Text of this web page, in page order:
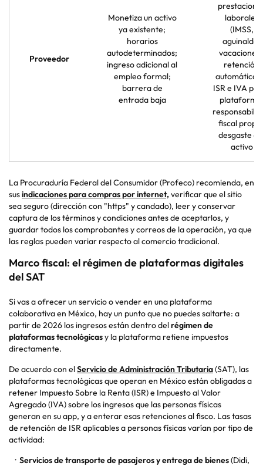
Proveedor
Monetiza un activo
ya existente;
horarios
autodeterminados;
ingreso adicional al
empleo formal;
barrera de
entrada baja
laborales
(IMSS,
aguinaldo,
retención
automática
ISR e IVA
fiscal
desgaste
activo
La Procuraduría Federal del Consumidor (Profeco) recomienda, en
susindicaciones para compras por internet,verificar que el sitio
sea seguro (dirección con "https" y candado), leer y conservar
captura de los términos y condiciones antes de aceptarlos, y
guardar todos los comprobantes y correos de la operación, ya que
las reglas pueden variar respecto al comercio tradicional.
Marco fiscal: el régimen de plataformas digitales
del SAT
Si vas a ofrecer un servicio o vender en una plataforma
colaborativa en México, hay un punto que no puedes saltarte: a
partir de 2026 los ingresos están dentro delrégimen de
plataformas tecnológicasy la plataforma retiene impuestos
directamente.
De acuerdo con elServicio de Administración Tributaria(SAT), las
plataformas tecnológicas que operan en México están obligadas a
retener Impuesto Sobre la Renta (ISR) e Impuesto al Valor
Agregado (IVA) sobre los ingresos que las personas físicas
generan en suapp, y a enterar esas retenciones al fisco. Las tasas
de retención de ISR aplicables a personas físicas varían por tipo de
actividad:
Servicios de transporte de pasajeros y entrega de bienes(Didi,